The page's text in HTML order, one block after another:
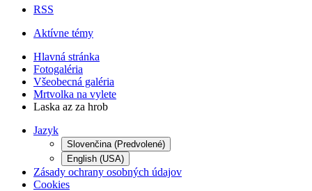
RSS
Aktívne témy
Hlavná stránka
Fotogaléria
Všeobecná galéria
Mrtvolka na vylete
Laska az za hrob
Jazyk
Slovenčina (Predvolené)
English (USA)
Zásady ochrany osobných údajov
Cookies